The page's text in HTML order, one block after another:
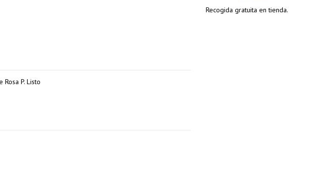
P. Listo
Recogida gratuita en tienda.